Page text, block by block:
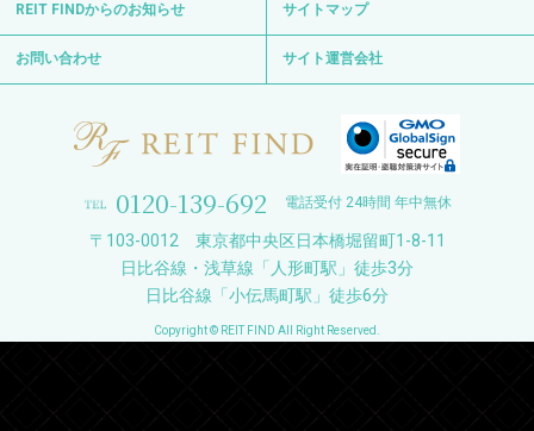
REIT FINDからのお知らせ サイトマップ
お問い合わせ サイト運営会社
0120-139-692 電話受付 24時間 年中無休
〒103-0012 東京都中央区日本橋堀留町1-8-11
日比谷線・浅草線「人形町駅」徒歩3分
日比谷線「小伝馬町駅」徒歩6分
Copyright © REIT FIND All Right Reserved.